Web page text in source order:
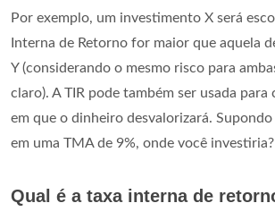
Por exemplo, um investimento X será
Interna de Retorno for maior que aquela
Y (considerando o mesmo risco para
claro). A TIR pode também ser usada
em que o dinheiro desvalorizará.
em uma TMA de 9%, onde você investiria?
Qual é a taxa interna de